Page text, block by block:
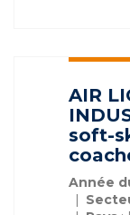
AIR
soft-
Année